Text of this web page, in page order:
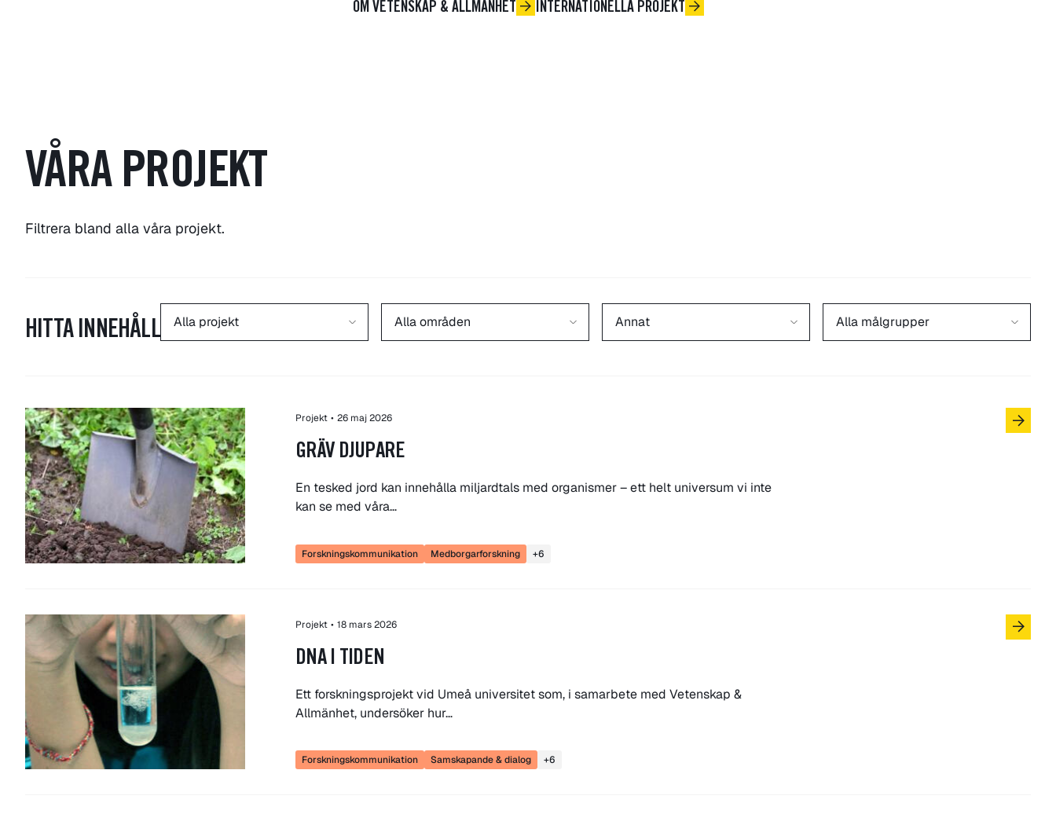
OM VETENSKAP & ALLMÄNHET INTERNATIONELLA PROJEKT
VÅRA PROJEKT
Filtrera bland alla våra projekt.
HITTA INNEHÅLL
Projekt • 26 maj 2026
GRÄV DJUPARE
En tesked jord kan innehålla miljardtals med organismer – ett helt universum vi inte
kan se med våra…
Forskningskommunikation Medborgarforskning +6
Projekt • 18 mars 2026
DNA I TIDEN
Ett forskningsprojekt vid Umeå universitet som, i samarbete med Vetenskap &
Allmänhet, undersöker hur…
Forskningskommunikation Samskapande & dialog +6